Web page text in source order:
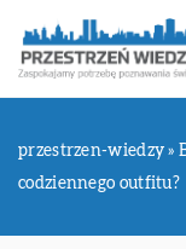
przestrzen-wiedzy »
codziennego outfitu?